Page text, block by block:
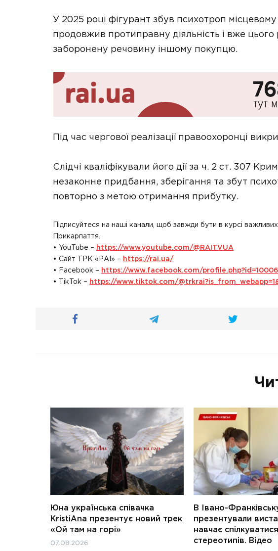
У 2025 році фігурант збув психотроп
продовжив протиправну діяльність і вже
заборонену речовину іншому покупцю.
Під час чергової реалізації правоохоронці
Слідчі кваліфікували його дії за ч. 2 ст. 307
незаконне придбання, зберігання та збут
повторно з метою отримання прибутку.
Підписуйтеся на наші канали, щоб завжди бути в курсі
Прикарпаття.
• YouTube – https://www.youtube.com/@RAITVUA
• Сайт ТРК «РАІ» – https://rai.ua/
• Facebook – https://www.facebook.com/
• TikTok – https://www.tiktok.com/
Юна українська співачка
KristiAna презентує новий трек
«Ой там на горі»
07.08.2026
В Івано-
презентували
навчає
стереотипів. Відео